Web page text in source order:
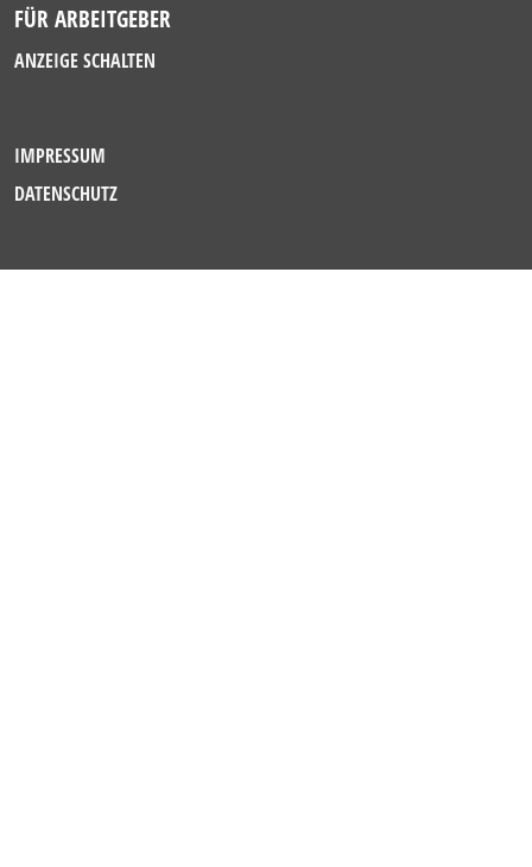
FÜR ARBEITGEBER
ANZEIGE SCHALTEN
IMPRESSUM
DATENSCHUTZ